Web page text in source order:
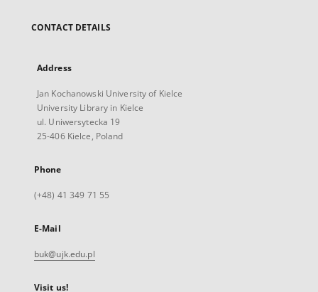
CONTACT DETAILS
Address
Jan Kochanowski University of Kielce
University Library in Kielce
ul. Uniwersytecka 19
25-406 Kielce, Poland
Phone
(+48) 41 349 71 55
E-Mail
buk@ujk.edu.pl
Visit us!